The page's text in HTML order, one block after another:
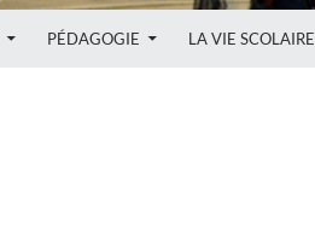
PÉDAGOGIE LA VIE SCOLAIRE